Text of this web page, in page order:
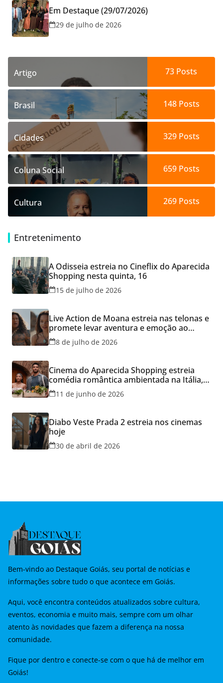
Em Destaque (29/07/2026)
29 de julho de 2026
Artigo 73 Posts
Brasil 148Posts
Cidades 329Posts
Coluna Social 659Posts
Cultura 269Posts
Entretenimento
A Odisseia estreia no Cineflix do Aparecida
Shopping nesta quinta, 16
15 de julho de 2026
Live Action de Moana estreia nas telonas e
promete levar aventura e emoção ao
Cineflix do Aparecida Shopping
8 de julho de 2026
Cinema do Aparecida Shopping estreia
comédia romântica ambientada na Itália,
hoje e lança promoção para o Dia dos
Namorados
11 de junho de 2026
Diabo Veste Prada 2 estreia nos cinemas
hoje
30 de abril de 2026
Bem-vindo ao Destaque Goiás, seu portal de notícias e
informações sobre tudo o que acontece em Goiás.
Aqui, você encontra conteúdos atualizados sobre cultura,
eventos, economia e muito mais, sempre com um olhar
atento às novidades que fazem a diferença na nossa
comunidade.
Fique por dentro e conecte-se com o que há de melhor em
Goiás!